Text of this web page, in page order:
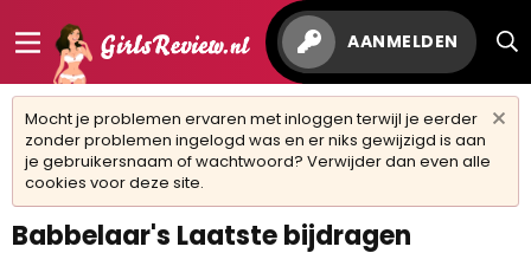
AANMELDEN
Mocht je problemen ervaren met inloggen terwijl je eerder
zonder problemen ingelogd was en er niks gewijzigd is aan
je gebruikersnaam of wachtwoord? Verwijder dan even alle
cookies voor deze site.
Babbelaar's Laatste bijdragen